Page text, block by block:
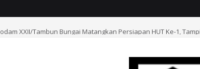
Kodam XXII/Tambun Bungai Matangkan Persiapan HUT Ke-1,